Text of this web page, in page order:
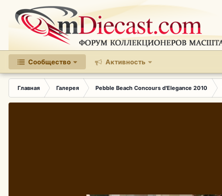
Сообщество Активность
Главная Галерея Pebble Beach Concours d'Elegance 2010